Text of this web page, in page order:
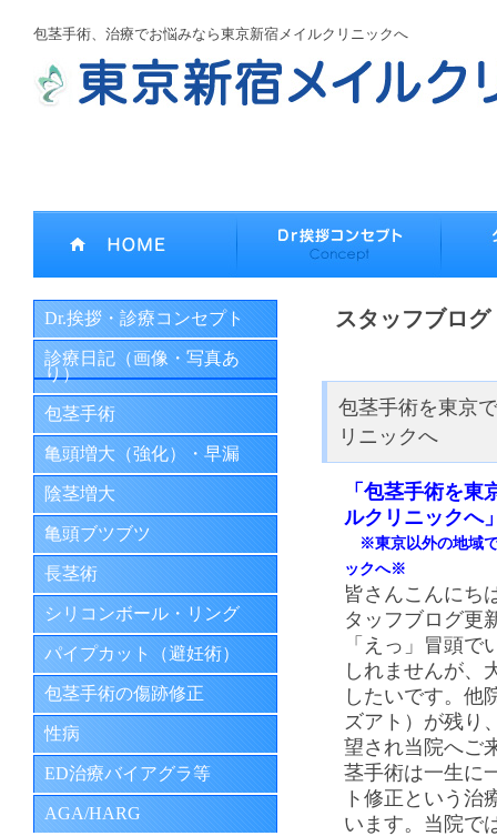
包茎手術、治療でお悩みなら東京新宿メイルクリニックへ
スタッフブログ
包茎手術を東京
リニックへ
「包茎手術を
ルクリニックへ
※東京以外の地域で
ックへ※
皆さんこんにち
タッフブログ更
「えっ」冒頭
しれませんが、
したいです。他
ズアト）が残り
望され当院へご
茎手術は一生に
ト修正という治
います。当院で
Dr.挨拶・診療コンセプト
診療日記（画像・写真あ
り）
包茎手術
亀頭増大（強化）・早漏
陰茎増大
亀頭ブツブツ
長茎術
シリコンボール・リング
パイプカット（避妊術）
包茎手術の傷跡修正
性病
ED治療バイアグラ等
AGA/HARG